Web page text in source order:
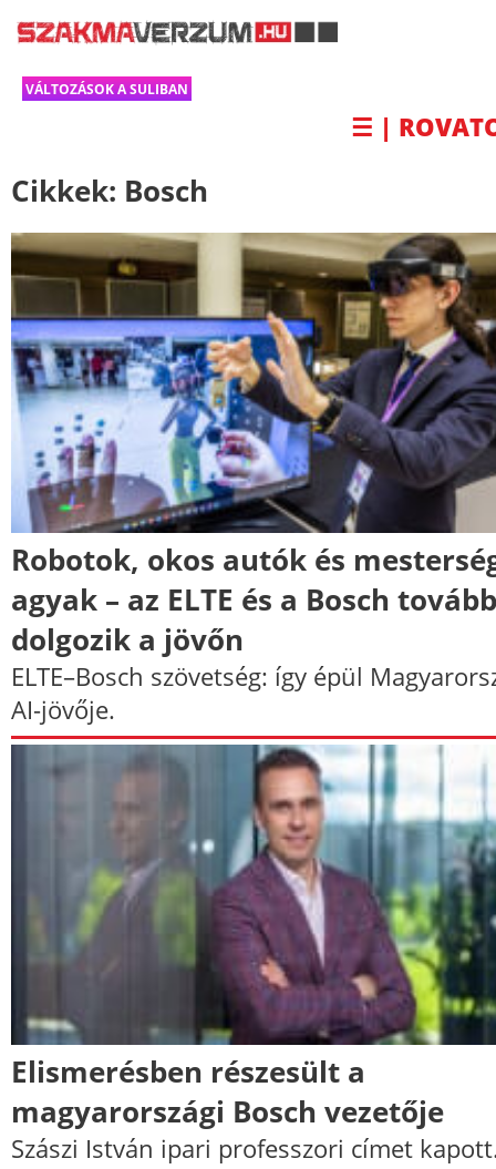
VÁLTOZÁSOK A SULIBAN
☰ |
Cikkek: Bosch
Robotok, okos autók és
agyak – az ELTE és a Bosch tovább
dolgozik a jövőn
ELTE–Bosch szövetség: így épül
AI-jövője.
Elismerésben részesült a
magyarországi Bosch vezetője
Szászi István ipari professzori címet